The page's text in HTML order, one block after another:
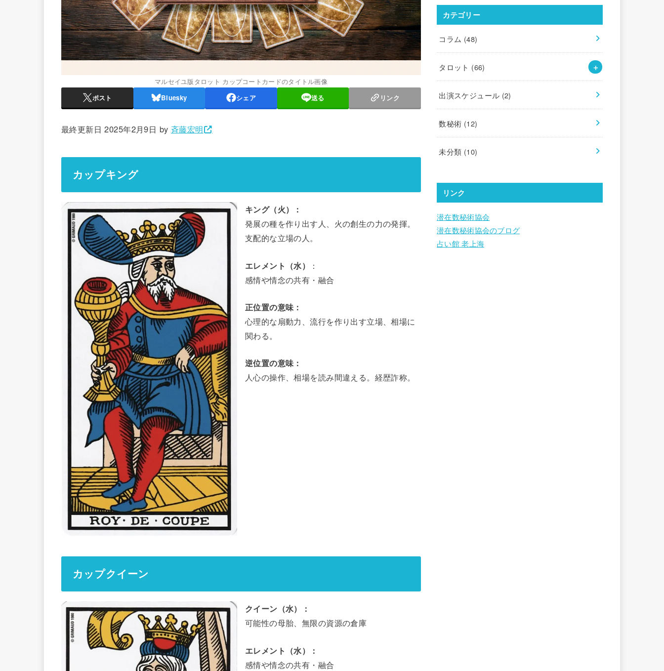
マルセイユ版タロット カップコートカードのタイトル画像
ポスト
Bluesky シェア 送る リンク
最終更新日 2025年2月9日 by 斉藤宏明
カップキング
キング（火）：
発展の種を作り出す人、火の創生の力の発揮。
支配的な立場の人。
エレメント（水）
：
感情や情念の共有・融合
正位置の意味：
心理的な扇動力、流行を作り出す立場、相場に
関わる。
逆位置の意味：
人心の操作、相場を読み間違える。経歴詐称。
カップクイーン
クイーン（水）：
可能性の母胎、無限の資源の倉庫
エレメント（水）：
感情や情念の共有・融合
カテゴリー
コラム (48)
タロット (66)
出演スケジュール (2)
数秘術 (12)
未分類 (10)
リンク
潜在数秘術協会
潜在数秘術協会のブログ
占い館 老上海